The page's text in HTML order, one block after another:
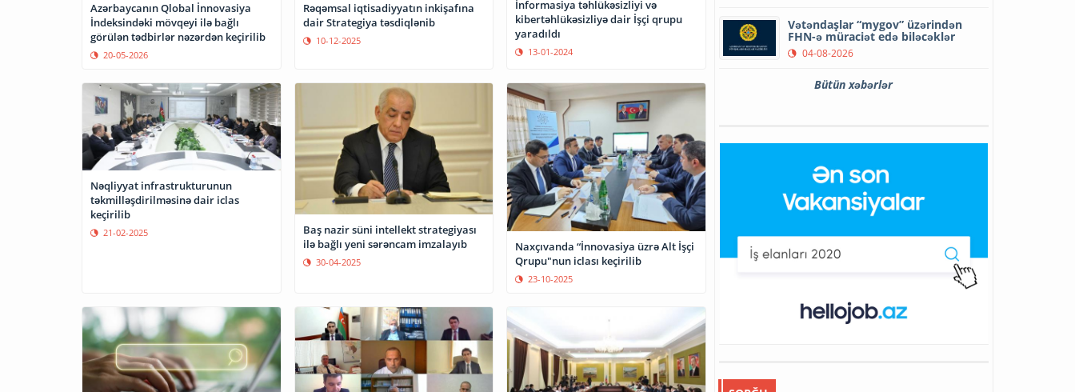
Azərbaycanın Qlobal İnnovasiya
İndeksindəki mövqeyi ilə bağlı
görülən tədbirlər nəzərdən keçirilib
20-05-2026
Rəqəmsal iqtisadiyyatın inkişafına
dair Strategiya təsdiqlənib
10-12-2025
İnformasiya təhlükəsizliyi və
kibertəhlükəsizliyə dair İşçi qrupu
yaradıldı
13-01-2024
Nəqliyyat infrastrukturunun
təkmilləşdirilməsinə dair iclas
keçirilib
21-02-2025
Baş nazir süni intellekt strategiyası
ilə bağlı yeni sərəncam imzalayıb
30-04-2025
Naxçıvanda “İnnovasiya üzrə Alt İşçi
Qrupu"nun iclası keçirilib
23-10-2025
Vətəndaşlar “mygov” üzərindən
FHN-ə müraciət edə biləcəklər
04-08-2026
Bütün xəbərlər